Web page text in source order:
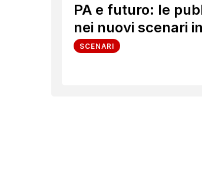
PA e futuro: le
nei nuovi scenari
SCENARI